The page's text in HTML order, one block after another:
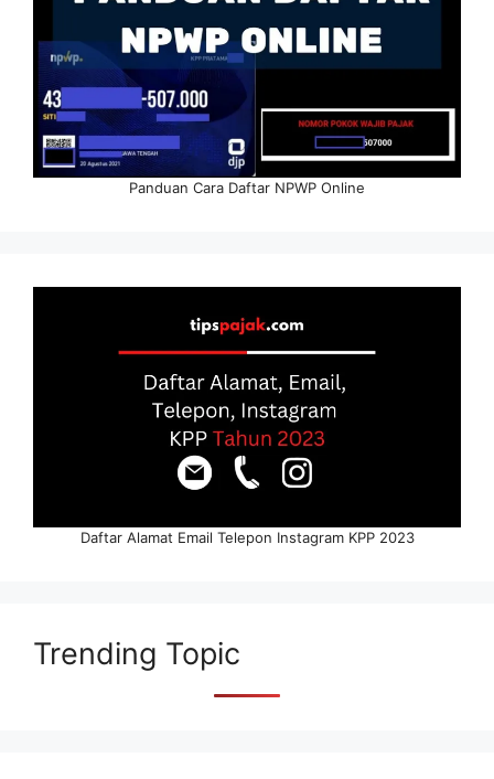
Panduan Cara Daftar NPWP Online
Daftar Alamat Email Telepon Instagram KPP 2023
Trending Topic